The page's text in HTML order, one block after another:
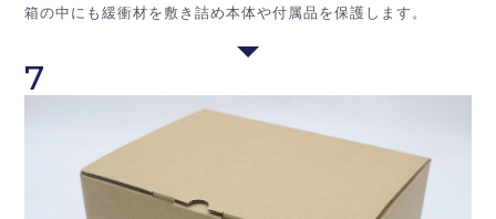
箱の中にも緩衝材を敷き詰め本体や付属品を保護します。
7